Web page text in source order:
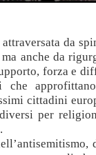
da
anche da
forza e
che
cittadini
per
.